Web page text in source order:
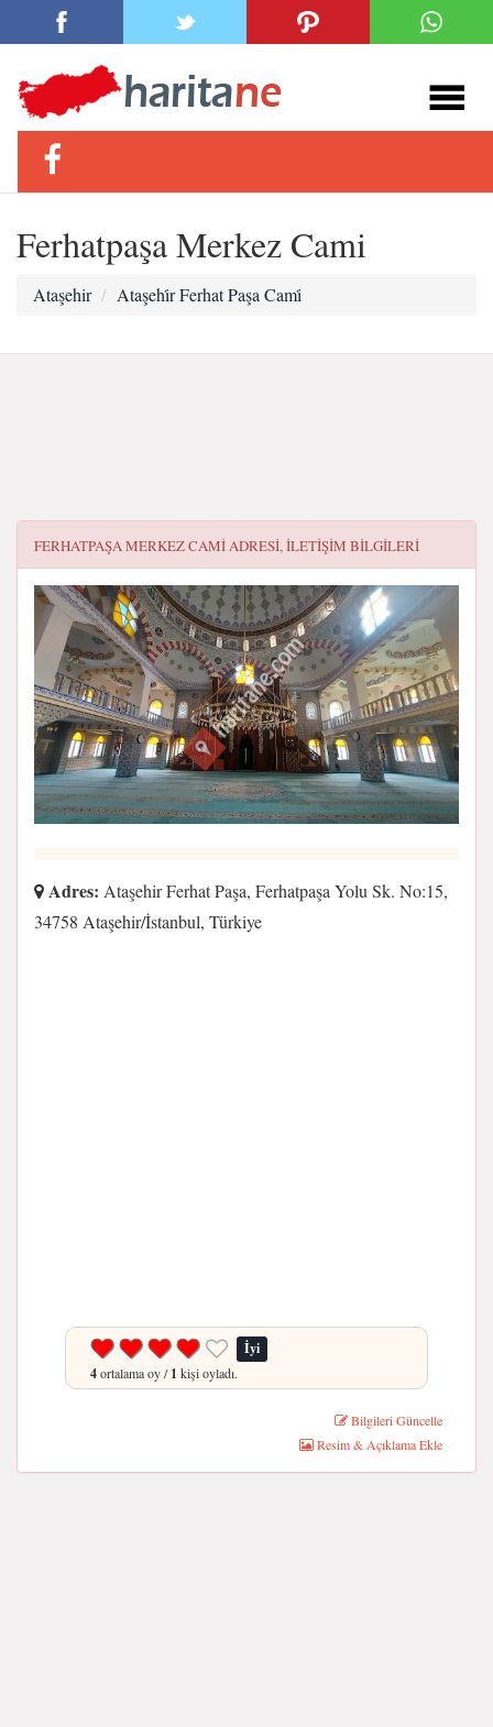
Ferhatpaşa Merkez Cami
Ataşehir Ataşehi̇r Ferhat Paşa Cami̇
FERHATPAŞA MERKEZ CAMIADRESI, ILETIŞIM BILGILERI
Adres: Ataşehir Ferhat Paşa, Ferhatpaşa Yolu Sk. No:15,
34758 Ataşehir/İstanbul, Türkiye
İyi
4ortalama oy /1 kişi oyladı.
Bilgileri Güncelle
Resim & Açıklama Ekle